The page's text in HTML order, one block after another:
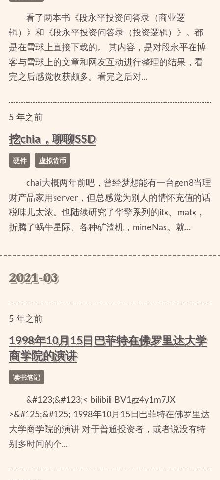
看了两本书《段永平投资问答录（商业逻
辑）》和《段永平投资问答录（投资逻辑）》。都
是在雪球上直接下载的。 其内容，是对段永平在博
客与雪球上的文章和网友互动进行整理的结果，看
完之后感觉收获颇多。看完之后对...
5年之前
挖chia，聊聊SSD
硬件 虚拟货币
chai大概两年前吧，曾经梦想能有一台gen8当理
财产品家用server，但总感觉为别人的情怀充值的话
税味儿太浓。也陆续研究了华擎系列的itx、matx，
折腾了蜗牛星际、各种矿渣机，mineNas。就...
2021-03
5年之前
1998年10月15日巴菲特在佛罗里达大学
商学院的演讲
读书笔记
&#123;&#123;< bilibili BV1gz4y1m7JX
>&#125;&#125; 1998年10月15日巴菲特在佛罗里达
大学商学院的演讲 对于普通投资者，或者说没有特
别多时间的个...